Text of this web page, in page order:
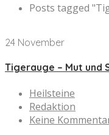
Posts tagged
24 November
Tigerauge – Mut und
Heilsteine
Redaktion
Keine